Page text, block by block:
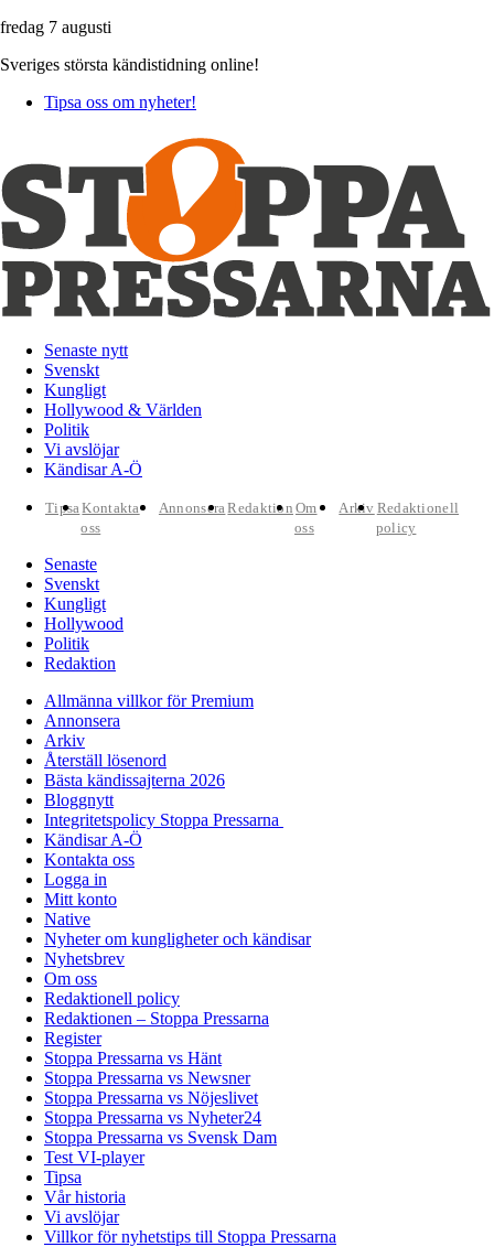
fredag 7 augusti
Sveriges största kändistidning online!
Tipsa oss om nyheter!
Senaste nytt
Svenskt
Kungligt
Hollywood & Världen
Politik
Vi avslöjar
Kändisar A-Ö
TipsaKontakta
oss
AnnonseraRedaktion Om
oss
Arkiv Redaktionell
policy
Senaste
Svenskt
Kungligt
Hollywood
Politik
Redaktion
Allmänna villkor för Premium
Annonsera
Arkiv
Återställ lösenord
Bästa kändissajterna 2026
Bloggnytt
Integritetspolicy Stoppa Pressarna
Kändisar A-Ö
Kontakta oss
Logga in
Mitt konto
Native
Nyheter om kungligheter och kändisar
Nyhetsbrev
Om oss
Redaktionell policy
Redaktionen – Stoppa Pressarna
Register
Stoppa Pressarna vs Hänt
Stoppa Pressarna vs Newsner
Stoppa Pressarna vs Nöjeslivet
Stoppa Pressarna vs Nyheter24
Stoppa Pressarna vs Svensk Dam
Test VI-player
Tipsa
Vår historia
Vi avslöjar
Villkor för nyhetstips till Stoppa Pressarna